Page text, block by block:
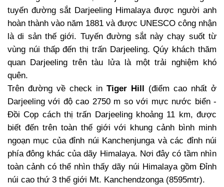
tuyến đường sắt Darjeeling Himalaya được người anh
hoàn thành vào năm 1881 và được UNESCO công nhận
là di sản thế giới. Tuyến đường sắt này chạy suốt từ
vùng núi thấp đến thị trấn Darjeeling. Qúy khách thăm
quan Darjeeling trên tàu lửa là một trải nghiệm khó
quên.
Trên đường về check in Tiger Hill (điểm cao nhất ở
Darjeeling với độ cao 2750 m so với mực nước biển -
Đồi Cọp cách thị trấn Darjeeling khoảng 11 km, được
biết đến trên toàn thế giới với khung cảnh bình minh
ngoạn mục của đỉnh núi Kanchenjunga và các đỉnh núi
phía đông khác của dãy Himalaya. Nơi đây có tầm nhìn
toàn cảnh có thể nhìn thấy dãy núi Himalaya gồm Đỉnh
núi cao thứ 3 thế giới Mt. Kanchendzonga (8595mtr).